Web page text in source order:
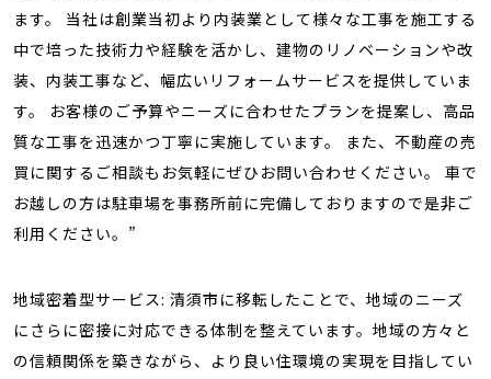
ます。 当社は創業当初より内装業として様々な工事を施工する
中で培った技術力や経験を活かし、建物のリノベーションや改
装、内装工事など、幅広いリフォームサービスを提供していま
す。 お客様のご予算やニーズに合わせたプランを提案し、高品
質な工事を迅速かつ丁寧に実施しています。 また、不動産の売
買に関するご相談もお気軽にぜひお問い合わせください。 車で
お越しの方は駐車場を事務所前に完備しておりますので是非ご
利用ください。”
地域密着型サービス: 清須市に移転したことで、地域のニーズ
にさらに密接に対応できる体制を整えています。地域の方々と
の信頼関係を築きながら、より良い住環境の実現を目指してい